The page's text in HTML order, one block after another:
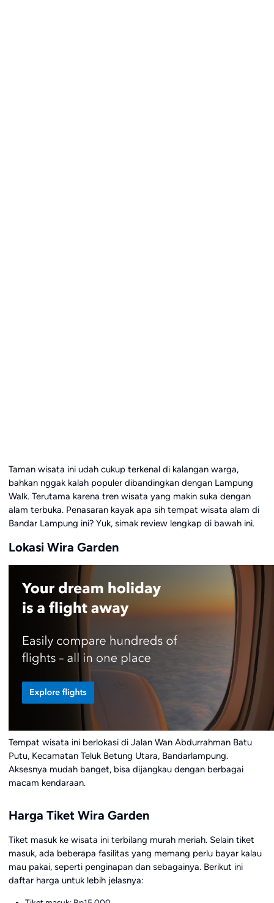
Taman wisata ini udah cukup terkenal di kalangan warga,
bahkan nggak kalah populer dibandingkan dengan Lampung
Walk. Terutama karena tren wisata yang makin suka dengan
alam terbuka. Penasaran kayak apa sih tempat wisata alam di
Bandar Lampung ini? Yuk, simak review lengkap di bawah ini.
Lokasi Wira Garden
Tempat wisata ini berlokasi di Jalan Wan Abdurrahman Batu
Putu, Kecamatan Teluk Betung Utara, Bandarlampung.
Aksesnya mudah banget, bisa dijangkau dengan berbagai
macam kendaraan.
Harga Tiket Wira Garden
Tiket masuk ke wisata ini terbilang murah meriah. Selain tiket
masuk, ada beberapa fasilitas yang memang perlu bayar kalau
mau pakai, seperti penginapan dan sebagainya. Berikut ini
daftar harga untuk lebih jelasnya: